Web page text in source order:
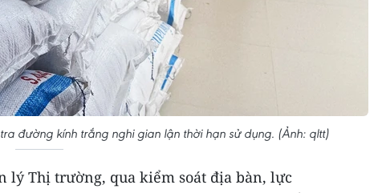
đường kính trắng nghi gian lận thời hạn sử dụng. (Ảnh: qltt)
lý Thị trường, qua kiểm soát địa bàn, lực